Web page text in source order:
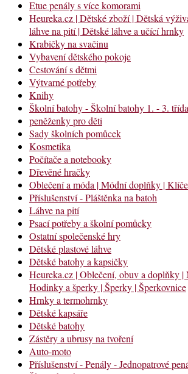
Etue penály s více komorami
Heureka.cz | Dětské zboží | Dětská
láhve na pití | Dětské láhve a učící hrnky
Krabičky na svačinu
Vybavení dětského pokoje
Cestování s dětmi
Výtvarné potřeby
Knihy
Školní batohy - Školní batohy 1. - 3. třída
peněženky pro děti
Sady školních pomůcek
Kosmetika
Počítače a notebooky
Dřevěné hračky
Oblečení a móda | Módní doplňky |
Příslušenství - Pláštěnka na batoh
Láhve na pití
Psací potřeby a školní pomůcky
Ostatní společenské hry
Dětské plastové láhve
Dětské batohy a kapsičky
Heureka.cz | Oblečení, obuv a doplňky
Hodinky a šperky | Šperky | Šperkovnice
Hrnky a termohrnky
Dětské kapsáře
Dětské batohy
Zástěry a ubrusy na tvoření
Auto-moto
Příslušenství - Penály - Jednopatrové